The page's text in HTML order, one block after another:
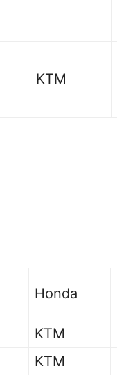
KTM
Honda
KTM
KTM